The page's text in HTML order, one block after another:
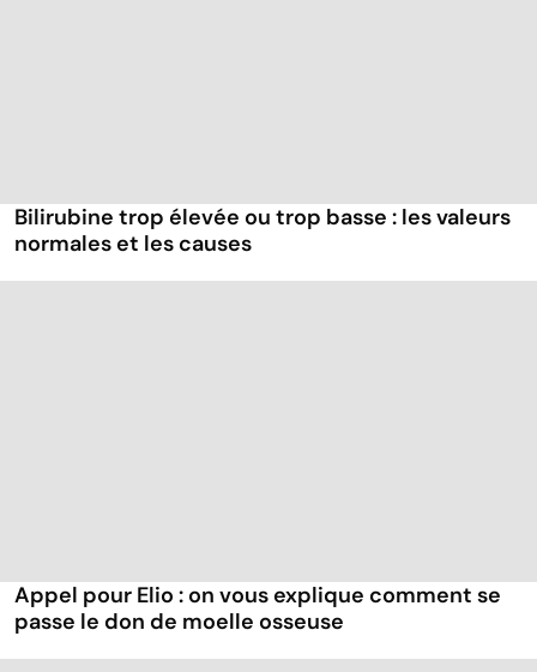
Bilirubine trop élevée ou trop basse : les valeurs
normales et les causes
Appel pour Elio : on vous explique comment se
passe le don de moelle osseuse